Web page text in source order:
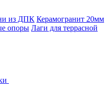
из ДПК Керамогранит 20мм
опоры Лаги для террасной